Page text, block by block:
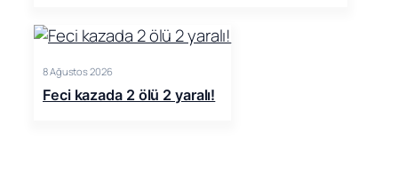
8 Ağustos 2026
Feci kazada 2 ölü 2 yaralı!